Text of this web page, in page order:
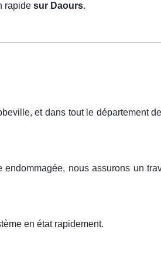
rapide sur Daours.
et dans tout le département
nous assurons un
en état rapidement.